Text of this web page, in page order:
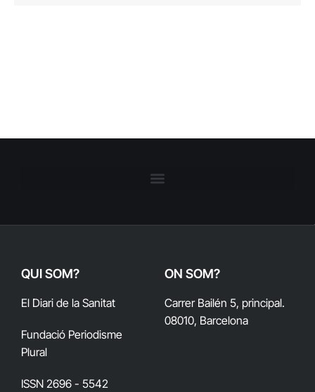
QUI SOM?
El Diari de la Sanitat
Fundació Periodisme
Plural
ISSN 2696 - 5542
ON SOM?
Carrer Bailén 5, principal.
08010, Barcelona